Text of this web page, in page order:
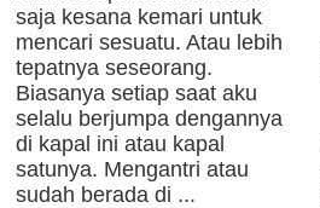
saja kesana kemari untuk
mencari sesuatu. Atau lebih
tepatnya seseorang.
Biasanya setiap saat aku
selalu berjumpa dengannya
di kapal ini atau kapal
satunya. Mengantri atau
sudah berada di ...